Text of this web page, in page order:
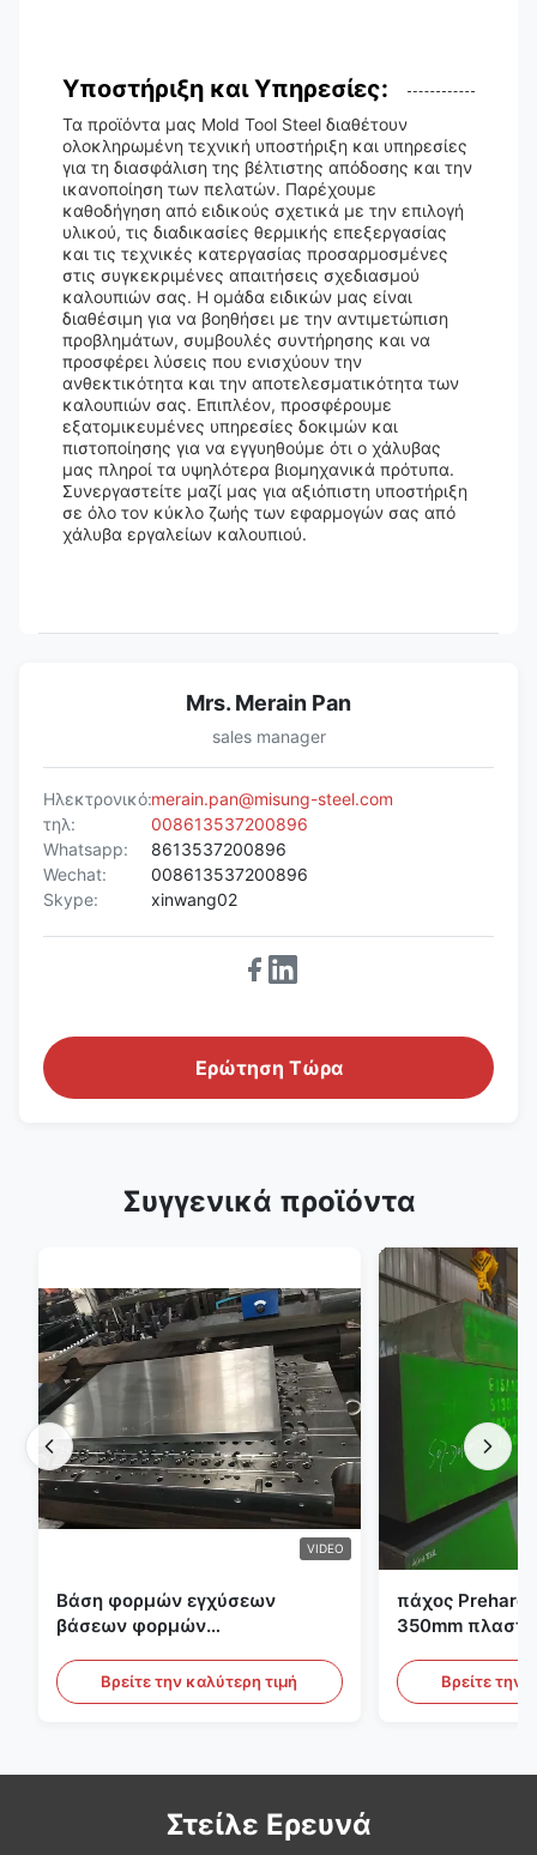
Υποστήριξη και Υπηρεσίες:
Τα προϊόντα μας Mold Tool Steel διαθέτουν
ολοκληρωμένη τεχνική υποστήριξη και υπηρεσίες
για τη διασφάλιση της βέλτιστης απόδοσης και την
ικανοποίηση των πελατών. Παρέχουμε
καθοδήγηση από ειδικούς σχετικά με την επιλογή
υλικού, τις διαδικασίες θερμικής επεξεργασίας
και τις τεχνικές κατεργασίας προσαρμοσμένες
στις συγκεκριμένες απαιτήσεις σχεδιασμού
καλουπιών σας. Η ομάδα ειδικών μας είναι
διαθέσιμη για να βοηθήσει με την αντιμετώπιση
προβλημάτων, συμβουλές συντήρησης και να
προσφέρει λύσεις που ενισχύουν την
ανθεκτικότητα και την αποτελεσματικότητα των
καλουπιών σας. Επιπλέον, προσφέρουμε
εξατομικευμένες υπηρεσίες δοκιμών και
πιστοποίησης για να εγγυηθούμε ότι ο χάλυβας
μας πληροί τα υψηλότερα βιομηχανικά πρότυπα.
Συνεργαστείτε μαζί μας για αξιόπιστη υποστήριξη
σε όλο τον κύκλο ζωής των εφαρμογών σας από
χάλυβα εργαλείων καλουπιού.
Mrs. Merain Pan
sales manager
Ηλεκτρονικό:merain.pan@misung-steel.com
τηλ:
008613537200896
Whatsapp:
8613537200896
Wechat:
008613537200896
Skype:
xinwang02
Ερώτηση Τώρα
Συγγενικά προϊόντα
VIDEO
Βάση φορμών εγχύσεων
βάσεων φορμών
PET
Βρείτε την καλύτερη τιμή
πάχος
350mm
Βρείτε την
Στείλε Ερευνά